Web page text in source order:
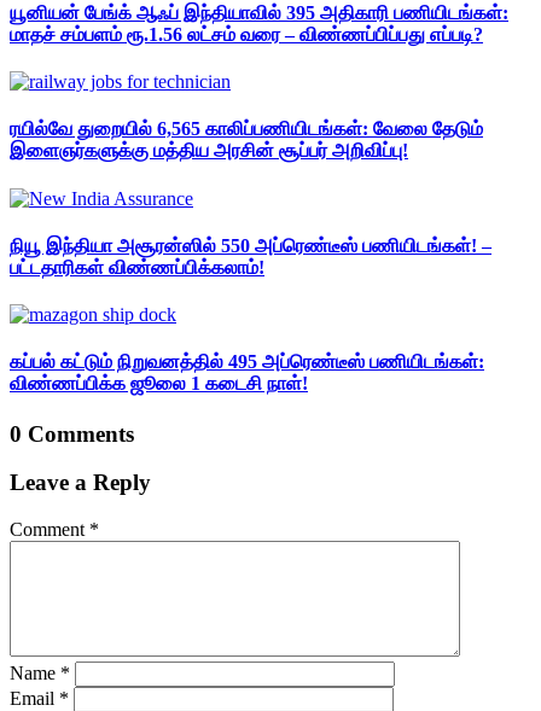
யூனியன் பேங்க் ஆஃப் இந்தியாவில் 395 அதிகாரி பணியிடங்கள்:
மாதச் சம்பளம் ரூ.1.56 லட்சம் வரை – விண்ணப்பிப்பது எப்படி?
ரயில்வே துறையில் 6,565 காலிப்பணியிடங்கள்: வேலை தேடும்
இளைஞர்களுக்கு மத்திய அரசின் சூப்பர் அறிவிப்பு!
நியூ இந்தியா அசூரன்ஸில் 550 அப்ரெண்டீஸ் பணியிடங்கள்! –
பட்டதாரிகள் விண்ணப்பிக்கலாம்!
கப்பல் கட்டும் நிறுவனத்தில் 495 அப்ரெண்டீஸ் பணியிடங்கள்:
விண்ணப்பிக்க ஜூலை 1 கடைசி நாள்!
0 Comments
Leave a Reply
Comment *
Name *
Email *